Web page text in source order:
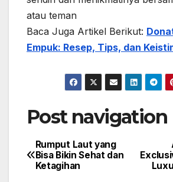
atau teman
Baca Juga Artikel Berikut:
Empuk: Resep, Tips, dan
Post navigation
Rumput Laut yang
Bisa Bikin Sehat dan
Ketagihan